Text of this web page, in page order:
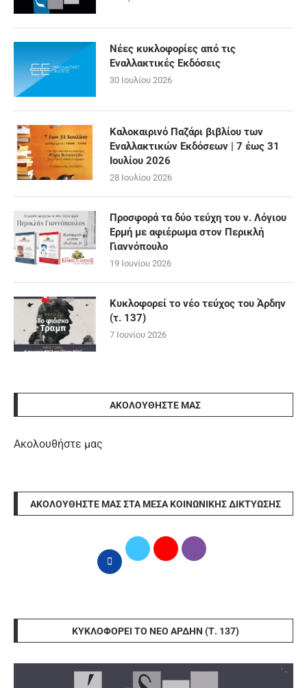
Νέες κυκλοφορίες από τις
Εναλλακτικές Εκδόσεις
30 Ιουλίου 2026
Καλοκαιρινό Παζάρι βιβλίου των
Εναλλακτικών Εκδόσεων | 7 έως 31
Ιουλίου 2026
28 Ιουλίου 2026
Προσφορά τα δύο τεύχη του ν. Λόγιου
Ερμή με αφιέρωμα στον Περικλή
Γιαννόπουλο
19 Ιουνίου 2026
Κυκλοφορεί το νέο τεύχος του Άρδην
(τ. 137)
7 Ιουνίου 2026
ΑΚΟΛΟΥΘΉΣΤΕ ΜΑΣ
Ακολουθήστε μας
ΑΚΟΛΟΥΘΉΣΤΕ ΜΑΣ ΣΤΑ ΜΈΣΑ ΚΟΙΝΩΝΙΚΉΣ ΔΙΚΤΎΩΣΗΣ
ΚΥΚΛΟΦΟΡΕΊ ΤΟ ΝΈΟ ΆΡΔΗΝ (Τ. 137)